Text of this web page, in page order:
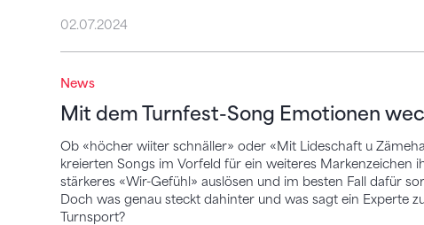
02.07.2024
News
Mit dem Turnfest-Song Emotionen
Ob «höcher wiiter schnäller» oder «Mit Lideschaft u
kreierten Songs im Vorfeld für ein weiteres Markenzeichen
stärkeres «Wir-Gefühl» auslösen und im besten Fall dafür
Doch was genau steckt dahinter und was sagt ein Experte
Turnsport?
Mit dem Turnfest-Song Emotionen wecken